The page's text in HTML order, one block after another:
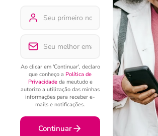
Ao clicar em 'Continuar', declaro
que conheço a Política de
Privacidadeda meutudo e
autorizo a utilização das minhas
informações para receber e-
mails e notificações.
Continuar